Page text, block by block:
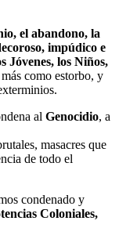
el abandono, la
impúdico e
Jóvenes, los Niños,
como estorbo, y
al Genocidio, a
masacres que
de todo el
condenado y
Coloniales,